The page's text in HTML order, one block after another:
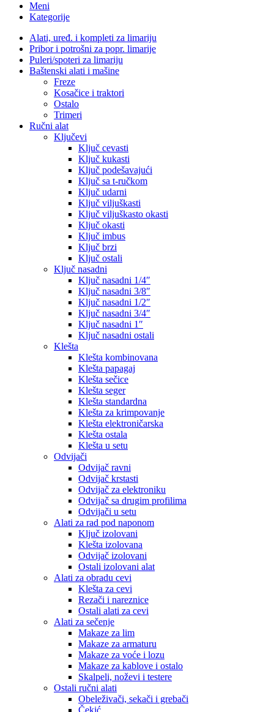
Meni
Kategorije
Alati, uređ. i kompleti za limariju
Pribor i potrošni za popr. limarije
Puleri/spoteri za limariju
Baštenski alati i mašine
Freze
Kosačice i traktori
Ostalo
Trimeri
Ručni alat
Ključevi
Ključ cevasti
Ključ kukasti
Ključ podešavajući
Ključ sa t-ručkom
Ključ udarni
Ključ viljuškasti
Ključ viljuškasto okasti
Ključ okasti
Ključ imbus
Ključ brzi
Ključ ostali
Ključ nasadni
Ključ nasadni 1/4″
Ključ nasadni 3/8″
Ključ nasadni 1/2″
Ključ nasadni 3/4″
Ključ nasadni 1″
Ključ nasadni ostali
Klešta
Klešta kombinovana
Klešta papagaj
Klešta sečice
Klešta seger
Klešta standardna
Klešta za krimpovanje
Klešta elektroničarska
Klešta ostala
Klešta u setu
Odvijači
Odvijač ravni
Odvijač krstasti
Odvijač za elektroniku
Odvijač sa drugim profilima
Odvijači u setu
Alati za rad pod naponom
Ključ izolovani
Klešta izolovana
Odvijač izolovani
Ostali izolovani alat
Alati za obradu cevi
Klešta za cevi
Rezači i nareznice
Ostali alati za cevi
Alati za sečenje
Makaze za lim
Makaze za armaturu
Makaze za voće i lozu
Makaze za kablove i ostalo
Skalpeli, noževi i testere
Ostali ručni alati
Obeleživači, sekači i grebači